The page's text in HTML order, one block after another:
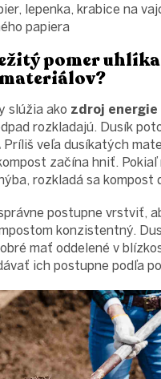
lepenka, krabice na
papiera
pomer
slúžia ako zdroj energie
rozkladajú. Dusík
Príliš veľa dusíkatých
začína hniť. Pokiaľ
rozkladá sa kompost
postupne vrstviť,
konzistentný.
mať oddelené v
ich postupne podľa